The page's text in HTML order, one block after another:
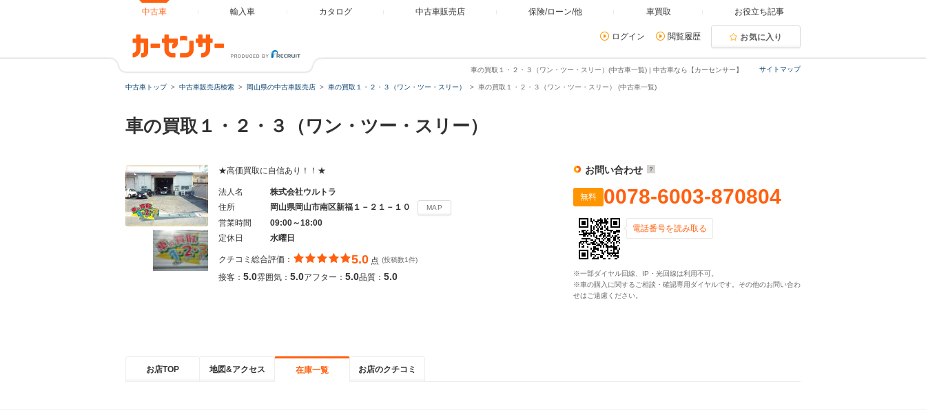
中古車 輸入車 カタログ 中古車販売店 保険/ローン/他 車買取 お役立ち記事
ログイン 閲覧履歴 お気に入り
サイトマップ
車の買取１・２・３（ワン・ツー・スリー）(中古車一覧) | 中古車なら【カーセンサー】
中古車トップ 中古車販売店検索 岡山県の中古車販売店 車の買取１・２・３（ワン・ツー・スリー） 車の買取１・２・３（ワン・ツー・スリー） (中古車一覧)
車の買取１・２・３（ワン・ツー・スリー）
★高価買取に自信あり！！★
法人名
株式会社ウルトラ
住所
岡山県岡山市南区新福１－２１－１０ MAP
営業時間
09:00～18:00
定休日
水曜日
クチコミ総合評価： 5.0 点 (投稿数1件)
接客： 5.0雰囲気： 5.0アフター： 5.0品質： 5.0
お問い合わせ
無料 0078-6003-870804
電話番号を読み取る
※一部ダイヤル回線、IP・光回線は利用不可。
※車の購入に関するご相談・確認専用ダイヤルです。その他のお問い合わ
せはご遠慮ください。
お店TOP 地図&アクセス 在庫一覧 お店のクチコミ